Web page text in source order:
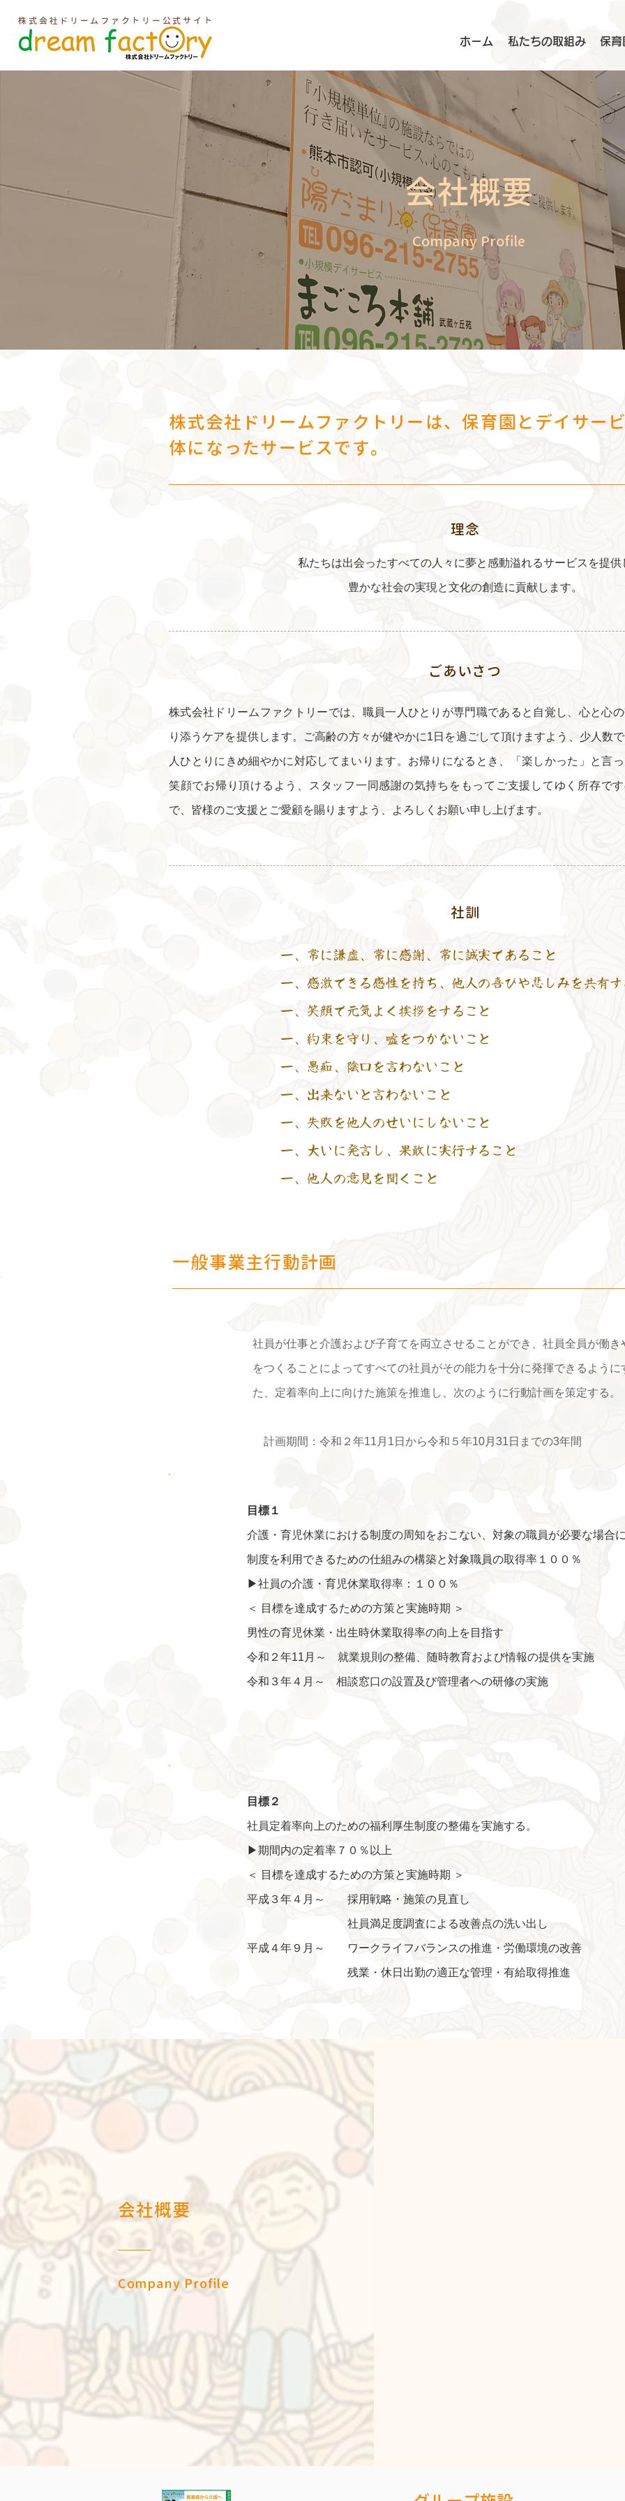
株式会社ドリームファクトリー公式サイト
ホーム 私たちの取組み 保育
会社概要
Company Profile
株式会社ドリームファクトリーは、保育園とデイサー
体になったサービスです。
理念
私たちは出会ったすべての人々に夢と感動溢れるサービスを提供
豊かな社会の実現と文化の創造に貢献します。
ごあいさつ
株式会社ドリームファクトリーでは、職員一人ひとりが専門職であると自覚し、心と心
り添うケアを提供します。ご高齢の方々が健やかに1日を過ごして頂けますよう、少人数
人ひとりにきめ細やかに対応してまいります。お帰りになるとき、「楽しかった」と言
笑顔でお帰り頂けるよう、スタッフ一同感謝の気持ちをもってご支援してゆく所存で
で、皆様のご支援とご愛顧を賜りますよう、よろしくお願い申し上げます。
社訓
一、常に謙虚、常に感謝、常に誠実であること
一、感激できる感性を持ち、他人の喜びや悲しみを共有
一、笑顔で元気よく挨拶をすること
一、約束を守り、嘘をつかないこと
一、愚痴、陰口を言わないこと
一、出来ないと言わないこと
一、失敗を他人のせいにしないこと
一、大いに発言し、果敢に実行すること
一、他人の意見を聞くこと
一般事業主行動計画
社員が仕事と介護および子育てを両立させることができ、社員全員が働き
をつくることによってすべての社員がその能力を十分に発揮できるように
た、定着率向上に向けた施策を推進し、次のように行動計画を策定する。
計画期間：令和２年11月1日から令和５年10月31日までの3年間
目標１
介護・育児休業における制度の周知をおこない、対象の職員が必要な場合
制度を利用できるための仕組みの構築と対象職員の取得率１００％
▶社員の介護・育児休業取得率：１００％
＜ 目標を達成するための方策と実施時期 ＞
男性の育児休業・出生時休業取得率の向上を目指す
令和２年11月～ 就業規則の整備、随時教育および情報の提供を実施
​令和３年４月～ 相談窓口の設置及び管理者への研修の実施
目標２
社員定着率向上のための福利厚生制度の整備を実施する。
▶期間内の定着率７０％以上
＜ 目標を達成するための方策と実施時期 ＞
平成３年４月～ 採用戦略・施策の見直し
​ 社員満足度調査による改善点の洗い出し
平成４年９月～ ワークライフバランスの推進・労働環境の改善
残業・休日出勤の適正な管理・有給取得推進
会社概要
Company Profile